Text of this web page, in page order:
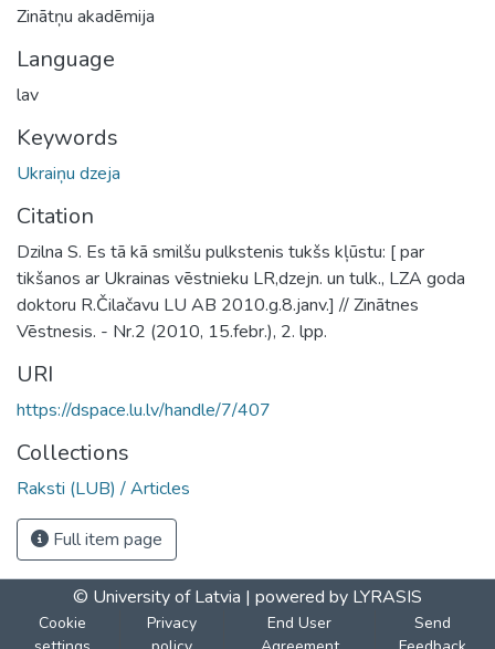
Zinātņu akadēmija
Language
lav
Keywords
Ukraiņu dzeja
Citation
Dzilna S. Es tā kā smilšu pulkstenis tukšs kļūstu: [ par
tikšanos ar Ukrainas vēstnieku LR,dzejn. un tulk., LZA goda
doktoru R.Čilačavu LU AB 2010.g.8.janv.] // Zinātnes
Vēstnesis. - Nr.2 (2010, 15.febr.), 2. lpp.
URI
https://dspace.lu.lv/handle/7/407
Collections
Raksti (LUB) / Articles
Full item page
© University of Latvia | powered by LYRASIS
Cookie
Privacy
End User
Send